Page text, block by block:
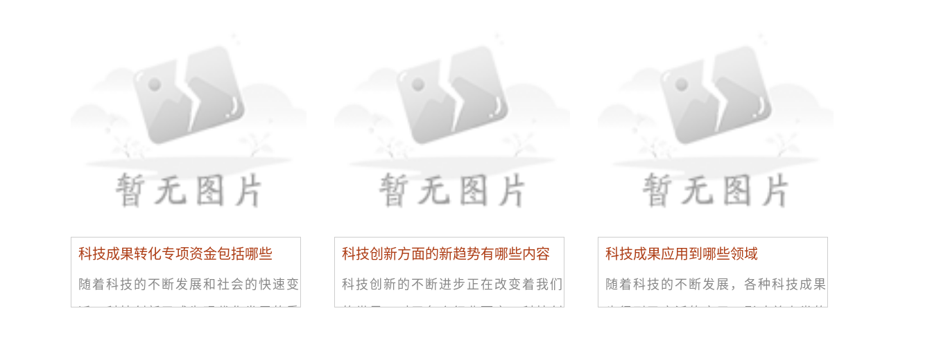
学研究工作，它在新产品开发、技术
传承等方方面面。科技对中国经济发
果，这些成果将会改变我们的生活方
科技成果转化专项资金包括哪些
随着科技的不断发展和社会的快速变
迁，科技创新已成为现代化发展的重
科技创新方面的新趋势有哪些内容
科技创新的不断进步正在改变着我们
的世界，对于各个行业而言，科技创
科技成果应用到哪些领域
随着科技的不断发展，各种科技成果
也得到了广泛的应用，影响着人类的